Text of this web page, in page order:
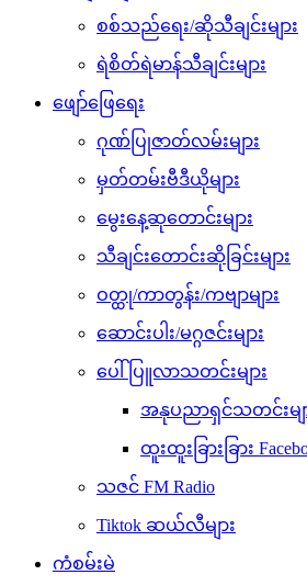
စစ်သည်ရေး/ဆိုသီချင်းများ
ရဲစိတ်ရဲမာန်သီချင်းများ
ဖျော်ဖြေရေး
ဂုဏ်ပြုဇာတ်လမ်းများ
မှတ်တမ်းဗီဒီယိုများ
မွေးနေ့ဆုတောင်းများ
သီချင်းတောင်းဆိုခြင်းများ
ဝတ္ထု/ကာတွန်း/ကဗျာများ
ဆောင်းပါး/မဂ္ဂဇင်းများ
ပေါ်ပြူလာသတင်းများ
အနုပညာရှင်သတင်းမျ
ထူးထူးခြားခြား
သဇင် FM Radio
Tiktok ဆယ်လီများ
ကံစမ်းမဲ